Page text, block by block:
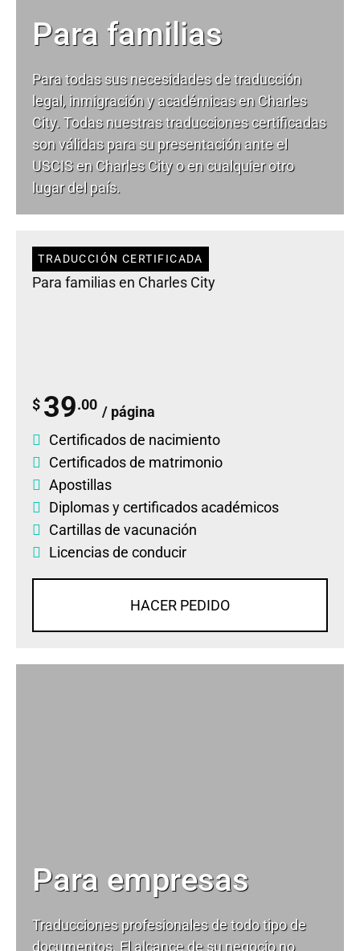
Para familias
Para todas sus necesidades detraducción
legal, inmigración y académicas en Charles
City. Todas nuestras traducciones certificadas
son válidas para su presentación ante el
USCIS en Charles City o en cualquier otro
lugar del país.
TRADUCCIÓN CERTIFICADA
Para familias en Charles City
$ 39.00 / página
Certificados de nacimiento
Certificados de matrimonio
Apostillas
Diplomasycertificados académicos
Cartillas de vacunación
Licencias de conducir
HACER PEDIDO
Para empresas
Traducciones profesionales de todo tipo de
documentos. El alcance de su negocio no